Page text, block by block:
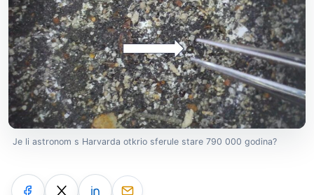
Je li astronom s Harvarda otkrio sferule stare 790 000 godina?